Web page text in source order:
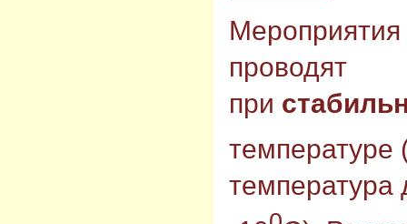
проводят
при
температуре